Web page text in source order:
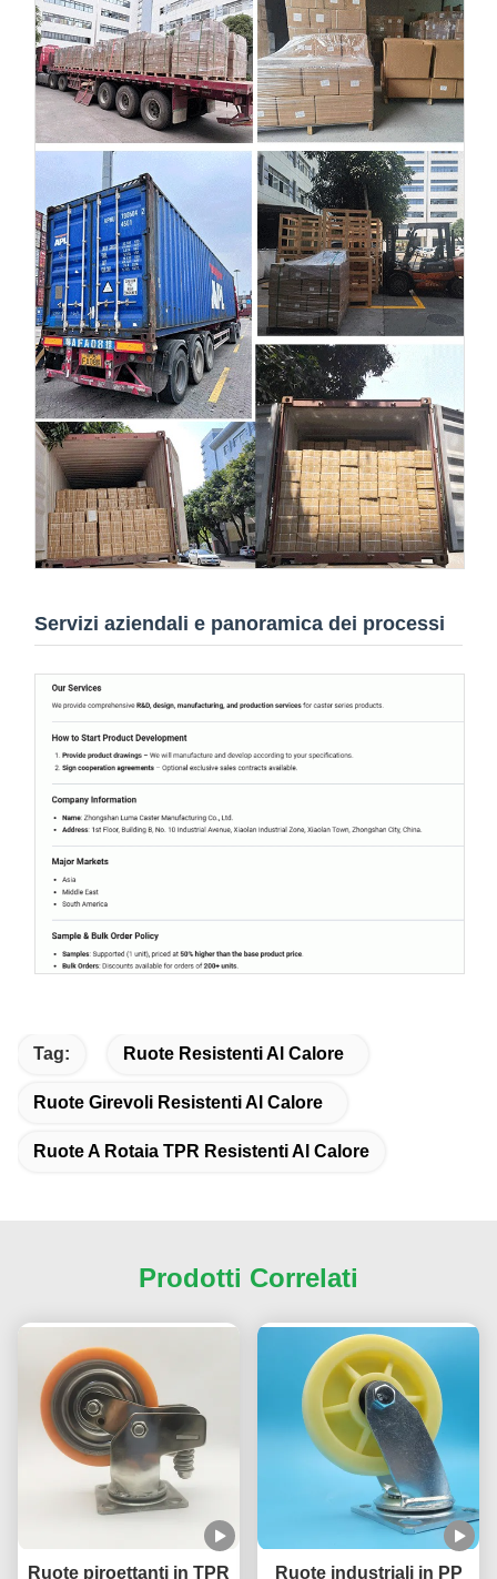
Servizi aziendali e panoramica dei processi
Tag: Ruote Resistenti Al Calore
Ruote Girevoli Resistenti Al Calore
Ruote A Rotaia TPR Resistenti Al Calore
Prodotti Correlati
Ruote piroettanti in TPR
Ruote industriali in PP